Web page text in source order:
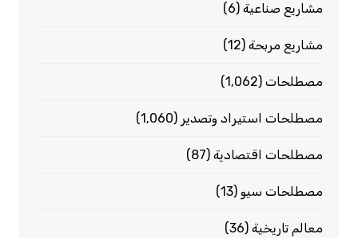
مشاريع صناعية(6)
مشاريع مربحة(12)
مصطلحات(1٬062)
مصطلحات استيراد وتصدير (1٬060)
مصطلحات اقتصادية(87)
مصطلحات سيو(13)
معالم تاريخية(36)